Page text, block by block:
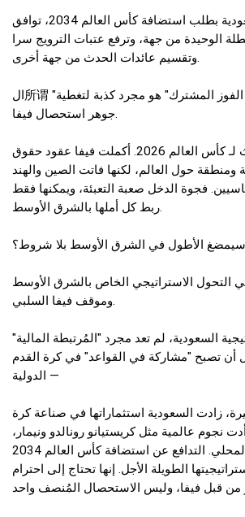
عندما رافقت السعودية بطلب استضافة كأس العالم 2034، توافق
الوحيدة من جهة، وترفع عتبات الترويج سرا
وتقسيم عائدات الحدث من جهة أخرى.
ال所谓 "التعاون لتحقيق الفوز المشترك" هو مجرد كذبة لتغطية
جوهر استحصال فيفا.
الآن، تزداد أزمة البث لـ كأس العالم 2026. أكملت فيفا عقود حقوق
مع 175 دولة ومنطقة حول العالم، لكنها فاتت الصين والهند
فجوة الدخل صعبة التعبئة، ويمكنها فقط
ربط كل أملها بالشرق الأوسط.
الأطول في الشرق الأوسط بلا شروط؟
في التحول الاستراتيجي الخاص بالشرق الأوسط
وموقف فيفا السلبي.
السعودية، لم تعد مجرد "المُرتبطة المالية"
أن تصبح "مشاركة في القواعد" في كرة القدم
الدولية —
زادت السعودية استثماراتها في صناعة كرة
نجوم عالمية مثل كريستيانو رونالدو ونيمار،
وزادت نفوذ الدوري المحلي. التدافع عن استضافة كأس العالم 2034
الطويلة الأجل. إنها تحتاج إلى احترام